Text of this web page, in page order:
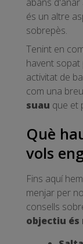
és un altre
sobrepès.
Tenint en
havent sopat
activitat de
com una breu
suau que et
Què
vols
Fins aquí
menjar per
consells
objectiu